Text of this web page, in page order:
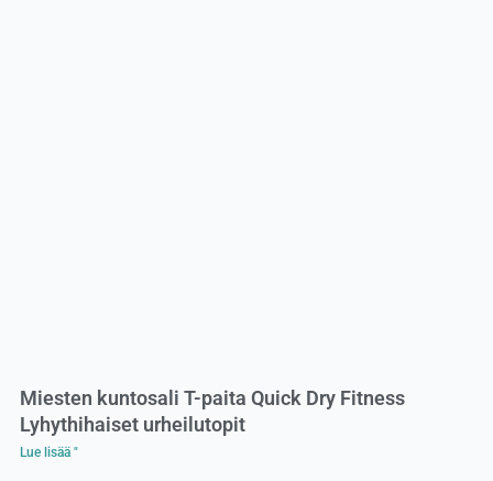
Miesten kuntosali T-paita Quick Dry Fitness
Lyhythihaiset urheilutopit
Lue lisää "